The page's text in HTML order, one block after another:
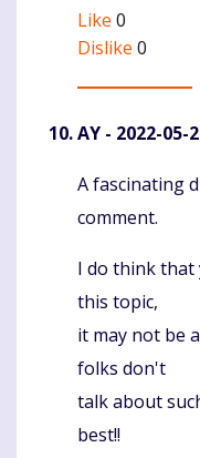
Like 0
Dislike 0
AY - 2022-05-
Komentaras
A fascinating
comment.
I do think
this topic,
it may not be
folks don't
talk about
best!!